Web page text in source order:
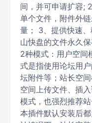
间，并可申请扩容;
单个文件，附件外
量； 3、提供快速
山快盘的文件永久
2种模式：用户空间
式是指使用论坛用
坛附件等；站长空
空间上传文件、插
模式，也强烈推荐
本插件默认安装后